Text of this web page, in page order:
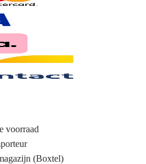
voorraad
(Boxtel)